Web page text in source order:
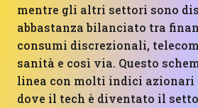
mentre gli altri settori sono
abbastanza bilanciato tra
consumi discrezionali,
sanità e così via. Questo
linea con molti indici azionari
dove il tech è diventato il